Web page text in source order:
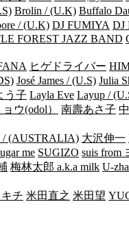
Brolin / (U.K) Buffalo
/ (U.K) DJ FUMIYA DJ
FOREST JAZZ BAND
ヒゲドライバー
José James / (U.S) Julia
う子 Layla Eve Layup /
ウ(odol） 南壽あさ子
/ (AUSTRALIA) 大沢伸一
me SUGIZO suis from
梅林太郎 a.k.a milk U-
チ 米田直之 米田望